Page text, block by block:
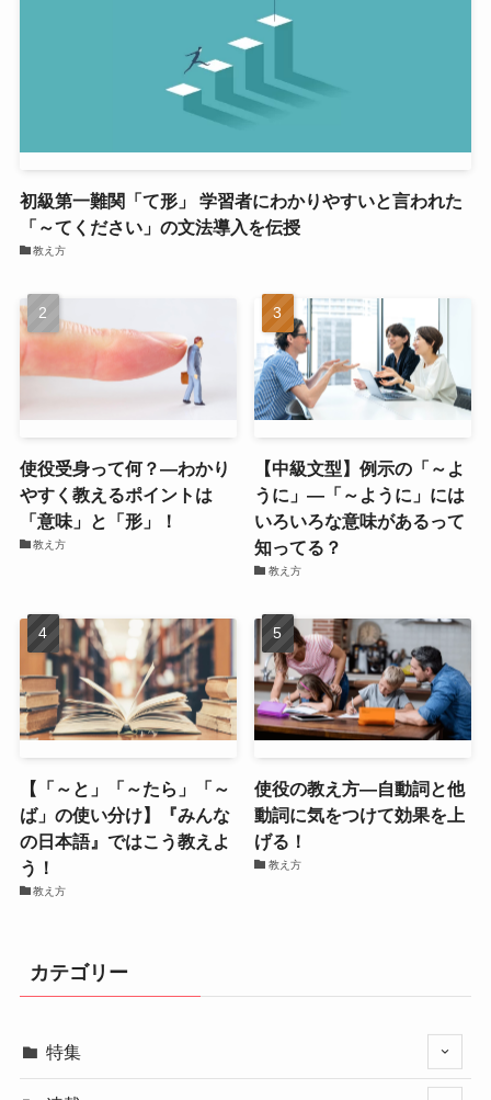
初級第一難関「て形」 学習者にわかりやすいと言われた
「～てください」の文法導入を伝授
教え方
使役受身って何？―わかり
やすく教えるポイントは
「意味」と「形」！
教え方
【中級文型】例示の「～よ
うに」―「～ように」には
いろいろな意味があるって
知ってる？
教え方
【「～と」「～たら」「～
ば」の使い分け】『みんな
の日本語』ではこう教えよ
う！
教え方
使役の教え方―自動詞と他
動詞に気をつけて効果を上
げる！
教え方
カテゴリー
特集